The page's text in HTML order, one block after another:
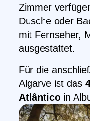
Zimmer
Dusche oder
mit Fernseher,
ausgestattet.
Für die
Algarve ist das
Atlântico in